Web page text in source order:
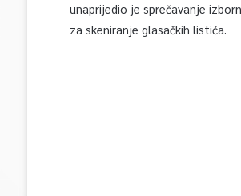
unaprijedio je sprečavanje
za skeniranje glasačkih listića.